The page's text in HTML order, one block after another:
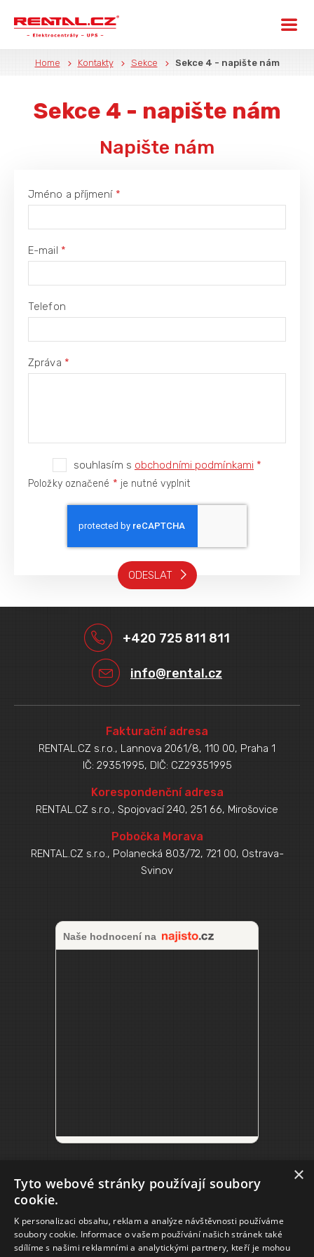
Home Kontakty Sekce Sekce 4 - napište nám
Sekce 4 - napište nám
Napište nám
Jméno a příjmení *
E-mail *
Telefon
Zpráva *
souhlasím s obchodními podmínkami *
Položky označené * je nutné vyplnit
+420 725 811 811
info@rental.cz
Fakturační adresa
RENTAL.CZ s.r.o., Lannova 2061/8, 110 00, Praha 1
IČ: 29351995, DIČ: CZ29351995
Korespondenční adresa
RENTAL.CZ s.r.o., Spojovací 240, 251 66, Mirošovice
Pobočka Morava
RENTAL.CZ s.r.o., Polanecká 803/72, 721 00, Ostrava-
Svinov
Naše hodnocení na
2018 © RENTAL.CZ s.r.o.
Lannova 2061/8
×
Tyto webové stránky používají soubory
cookie.
K personalizaci obsahu, reklam a analýze návštěvnosti používáme
soubory cookie. Informace o vašem používání našich stránek také
sdílíme s našimi reklamními a analytickými partnery, kteří je mohou